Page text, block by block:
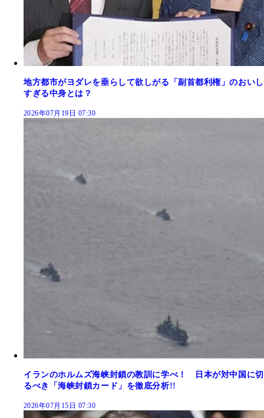
地方都市がヨダレを垂らして欲しがる「副首都利権」のおいし
すぎる中身とは？
2026年07月19日 07:30
イランのホルムズ海峡封鎖の教訓に学べ！ 日本が対中国に切
るべき「海峡封鎖カード」を徹底分析!!
2026年07月15日 07:30